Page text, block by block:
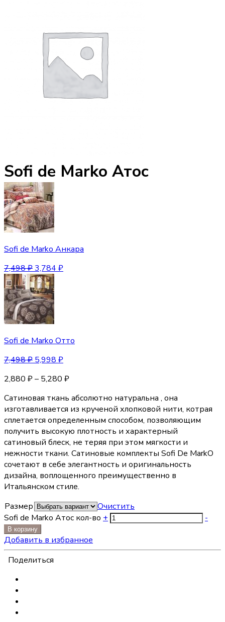
Sofi de Marko Атос
Sofi de Marko Анкара
7,498₽3,784 ₽
Sofi de Marko Отто
7,498₽ 5,998 ₽
2,880 ₽– 5,280 ₽
Сатиновая ткань абсолютно натуральна , она
изготавливается из крученой хлопковой нити, котрая
сплетается определенным способом, позволяющим
получить высокую плотность и характерный
сатиновый блеск, не теряя при этом мягкости и
нежности ткани. Сатиновые комплекты Sofi De MarkO
сочетают в себе элегантность и оригинальность
дизайна, воплощенного преимущественно в
Итальянском стиле.
Размер
Очистить
Sofi de Marko Атос кол-во + -
В корзину
Добавить в избранное
Поделиться